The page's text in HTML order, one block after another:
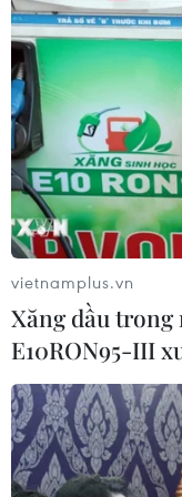
TIN LIÊN
Triều Tiên
trợ lương thực
vietnamplus.vn
Xăng dầu trong
E10RON95-III